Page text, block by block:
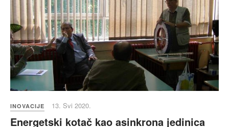
INOVACIJE 13. Svi 2020.
Energetski kotač kao asinkrona jedinica